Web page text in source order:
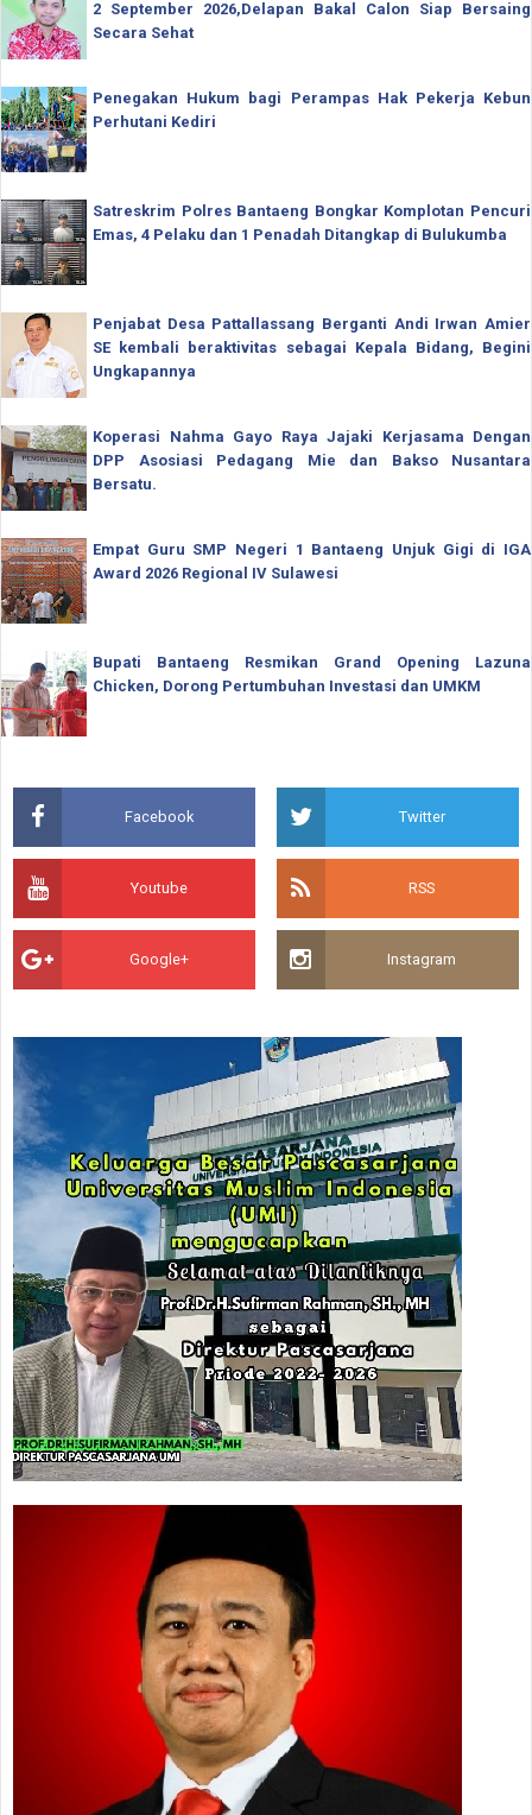
2 September 2026,Delapan Bakal Calon Siap Bersaing
Secara Sehat
Penegakan Hukum bagi Perampas Hak Pekerja Kebun
Perhutani Kediri
Satreskrim Polres Bantaeng Bongkar Komplotan Pencuri
Emas, 4 Pelaku dan 1 Penadah Ditangkap di Bulukumba
Penjabat Desa Pattallassang Berganti Andi Irwan Amier
SE kembali beraktivitas sebagai Kepala Bidang, Begini
Ungkapannya
Koperasi Nahma Gayo Raya Jajaki Kerjasama Dengan
DPP Asosiasi Pedagang Mie dan Bakso Nusantara
Bersatu.
Empat Guru SMP Negeri 1 Bantaeng Unjuk Gigi di IGA
Award 2026 Regional IV Sulawesi
Bupati Bantaeng Resmikan Grand Opening Lazuna
Chicken, Dorong Pertumbuhan Investasi dan UMKM
Facebook Twitter
Youtube RSS
Google+ Instagram